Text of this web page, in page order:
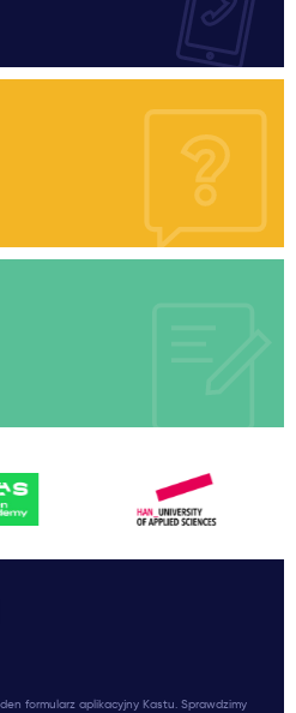
formularz aplikacyjny Kastu. Sprawdzimy